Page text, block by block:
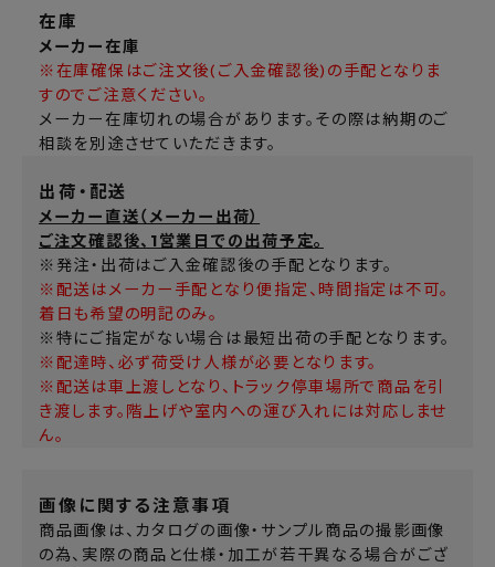
在庫
メーカー在庫
※在庫確保はご注文後(ご入金確認後)の手配となりま
すのでご注意ください。
メーカー在庫切れの場合があります。その際は納期のご
相談を別途させていただきます。
出荷・配送
メーカー直送（メーカー出荷）
ご注文確認後、1営業日での出荷予定。
※発注・出荷はご入金確認後の手配となります。
※配送はメーカー手配となり便指定、時間指定は不可。
着日も希望の明記のみ。
※特にご指定がない場合は最短出荷の手配となります。
※配達時、必ず荷受け人様が必要となります。
※配送は車上渡しとなり、トラック停車場所で商品を引
き渡します。階上げや室内への運び入れには対応しませ
ん。
画像に関する注意事項
商品画像は、カタログの画像・サンプル商品の撮影画像
の為、実際の商品と仕様・加工が若干異なる場合がござ